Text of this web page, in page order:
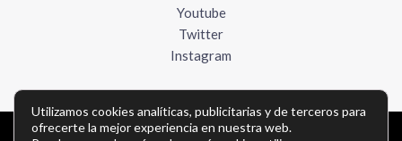
Youtube
Twitter
Instagram
Utilizamos cookies analíticas, publicitarias y de terceros para
ofrecerte la mejor experiencia en nuestra web.